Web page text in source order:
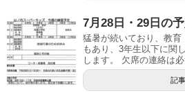
7月28日・29日の予
猛暑が続いており、教
もあり、3年生以下に関
します。 欠席の連絡は
記